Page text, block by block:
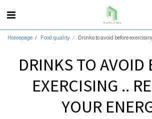
Homepage Food quality Drinks to avoid before
DRINKS TO AVOID
EXERCISING ..
YOUR